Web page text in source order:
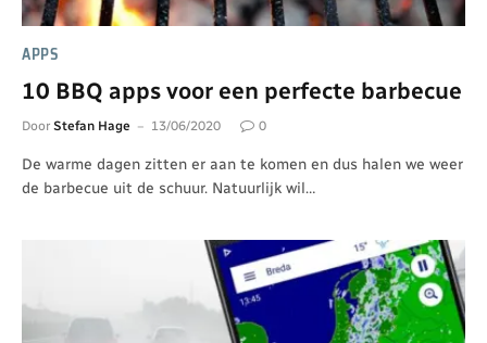
APPS
10 BBQ apps voor een perfecte barbecue
Door Stefan Hage 13/06/2020 0
De warme dagen zitten er aan te komen en dus halen we weer
de barbecue uit de schuur. Natuurlijk wil…